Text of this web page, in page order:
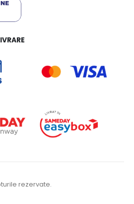
rezervate.